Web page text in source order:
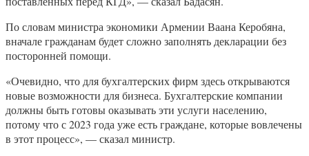
По словам министра экономики Армении Ваана Керобяна,
вначале гражданам будет сложно заполнять декларации без
посторонней помощи.
«Очевидно, что для бухгалтерских фирм здесь открываются
новые возможности для бизнеса. Бухгалтерские компании
должны быть готовы оказывать эти услуги населению,
потому что с 2023 года уже есть граждане, которые вовлечены
в этот процесс», — сказал министр.